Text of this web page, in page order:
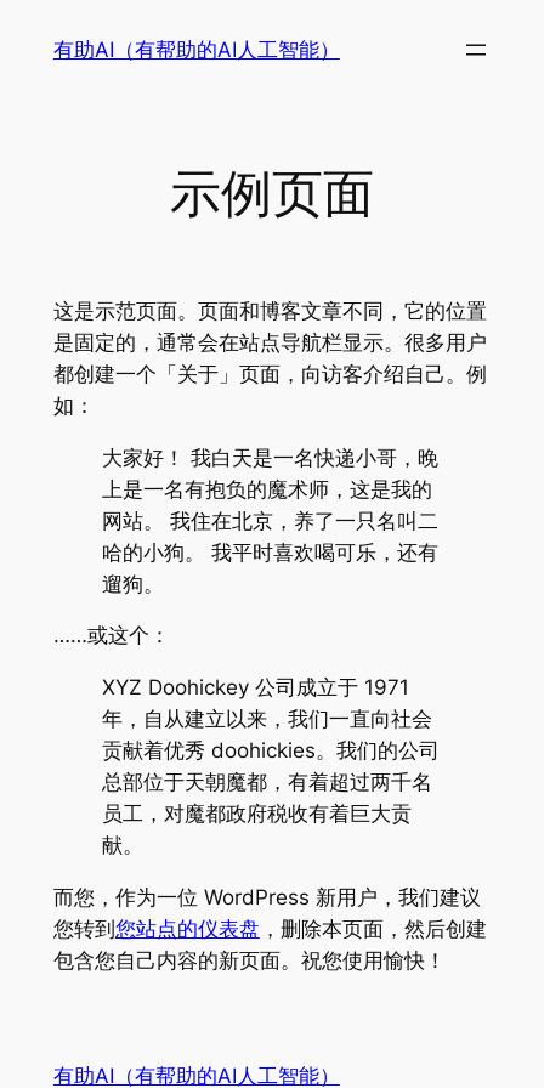
有助AI（有帮助的AI人工智能）
示例页面
这是示范页面。页面和博客文章不同，它的位置
是固定的，通常会在站点导航栏显示。很多用户
都创建一个「关于」页面，向访客介绍自己。例
如：
大家好！ 我白天是一名快递小哥，晚
上是一名有抱负的魔术师，这是我的
网站。 我住在北京，养了一只名叫二
哈的小狗。 我平时喜欢喝可乐，还有
遛狗。
……或这个：
XYZ Doohickey 公司成立于 1971
年，自从建立以来，我们一直向社会
贡献着优秀 doohickies。我们的公司
总部位于天朝魔都，有着超过两千名
员工，对魔都政府税收有着巨大贡
献。
而您，作为一位 WordPress 新用户，我们建议
您转到 您站点的仪表盘 ，删除本页面，然后创建
包含您自己内容的新页面。祝您使用愉快！
有助AI（有帮助的AI人工智能）